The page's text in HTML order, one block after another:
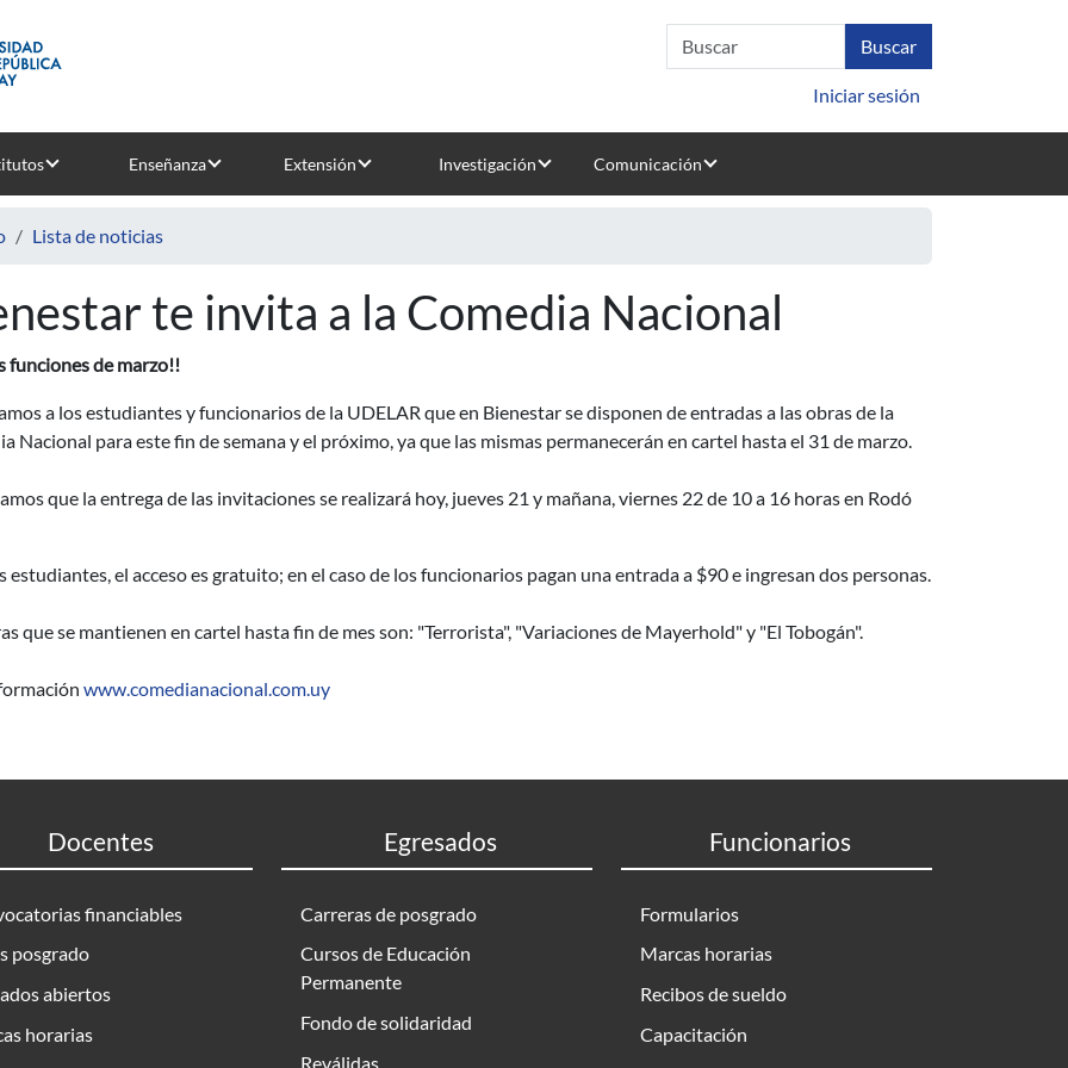
Iniciar sesión
Enseñanza Extensión Investigación Comunicación
Lista de noticias
te invita a la Comedia Nacional
funciones de marzo!!
a los estudiantes y funcionarios de la UDELAR que en Bienestar se disponen de entradas a las obras de la
Nacional para este fin de semana y el próximo, ya que las mismas permanecerán en cartel hasta el 31 de marzo.
que la entrega de las invitaciones se realizará hoy, jueves 21 y mañana, viernes 22 de 10 a 16 horas en Rodó
estudiantes, el acceso es gratuito; en el caso de los funcionarios pagan una entrada a $90 e ingresan dos personas.
que se mantienen en cartel hasta fin de mes son: "Terrorista", "Variaciones de Mayerhold" y "El Tobogán".
www.comedianacional.com.uy
Docentes
financiables
posgrado
abiertos
horarias
Egresados
Carreras de posgrado
Cursos de Educación
Permanente
Fondo de solidaridad
Reválidas
Funcionarios
Formularios
Marcas horarias
Recibos de sueldo
Capacitación